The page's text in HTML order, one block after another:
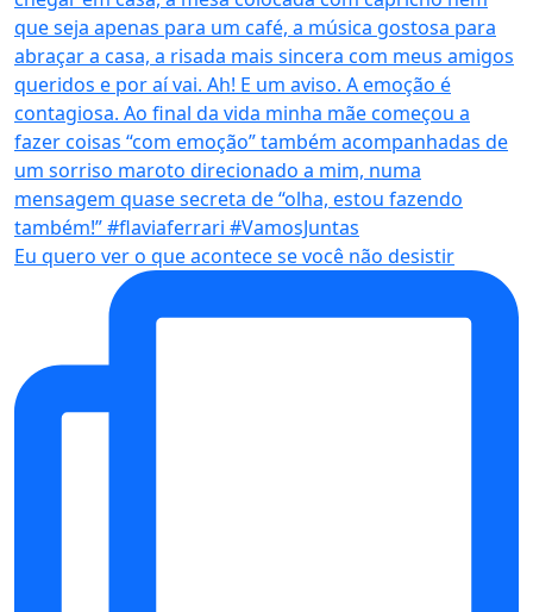
Eu quero ver o que acontece se você não desistir